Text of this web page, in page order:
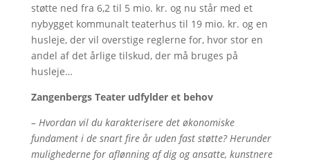
støtte ned fra 6,2 til 5 mio. kr. og nu står med et
nybygget kommunalt teaterhus til 19 mio. kr. og en
husleje, der vil overstige reglerne for, hvor stor en
andel af det årlige tilskud, der må bruges på
husleje…
Zangenbergs Teater udfylder et behov
– Hvordan vil du karakterisere det økonomiske
fundament i de snart fire år uden fast støtte? Herunder
mulighederne for aflønning af dig og ansatte, kunstnere